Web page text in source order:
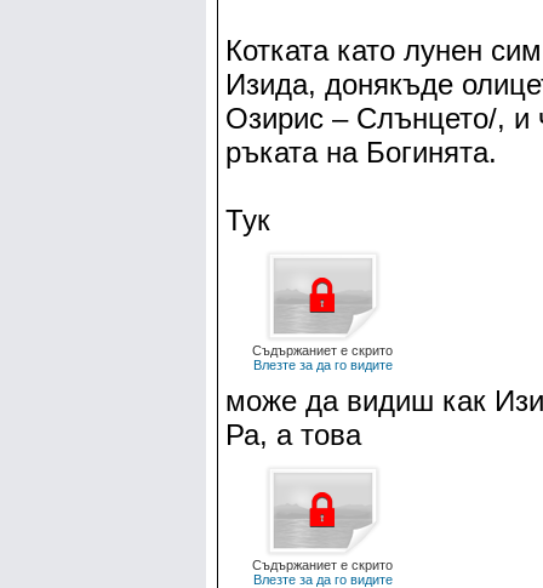
Котката като лунен
Изида, донякъде
Озирис – Слънцето/, и
ръката на Богинята.
Тук
Съдържаниет е скрито
Влезте за да го видите
може да видиш как
Ра, а това
Съдържаниет е скрито
Влезте за да го видите